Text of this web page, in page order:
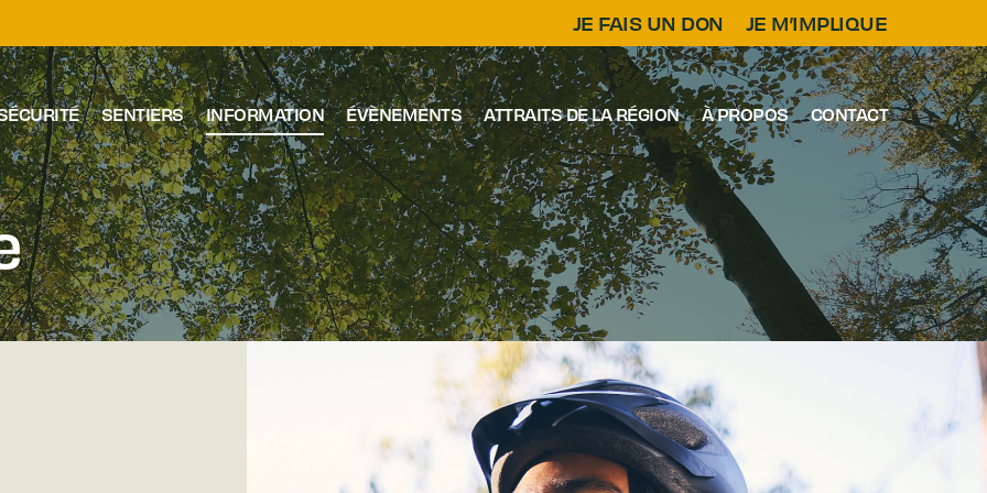
JE FAIS UN DON JE M’IMPLIQUE
SENTIERS INFORMATION ÉVÈNEMENTS ATTRAITS DE LA RÉGION À PROPOS CONTACT